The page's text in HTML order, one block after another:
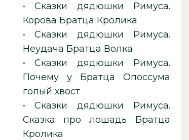
• Сказки дядюшки Римуса.
Корова Братца Кролика
• Сказки дядюшки Римуса.
Неудача Братца Волка
• Сказки дядюшки Римуса.
Почему у Братца Опоссума
голый хвост
• Сказки дядюшки Римуса.
Сказка про лошадь Братца
Кролика